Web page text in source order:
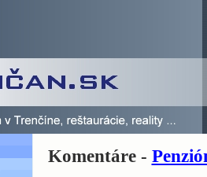
Komentáre -